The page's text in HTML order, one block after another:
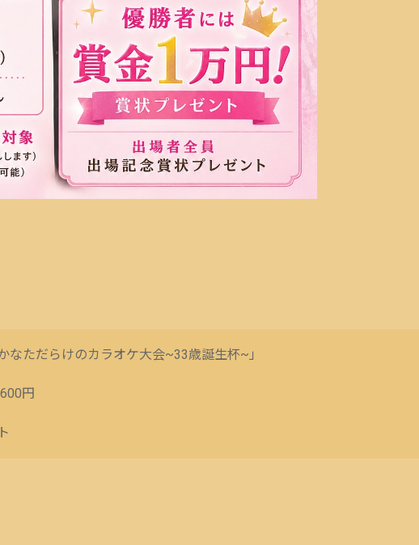
ただらけのカラオケ大会~33歳誕生杯~」
円